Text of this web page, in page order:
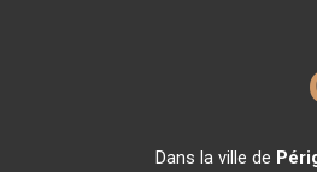
Dans la ville de